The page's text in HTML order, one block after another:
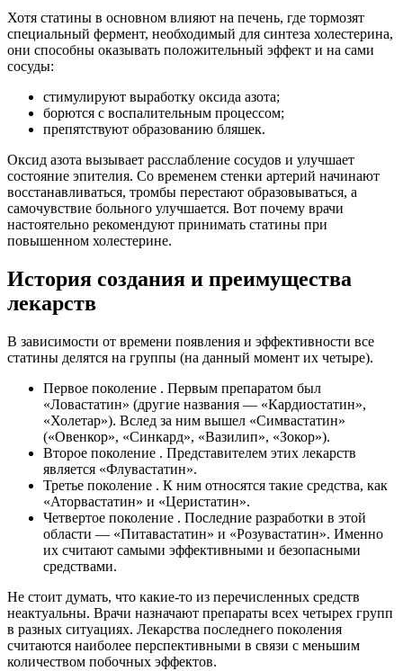
Хотя статины в основном влияют на печень, где тормозят
специальный фермент, необходимый для синтеза холестерина,
они способны оказывать положительный эффект и на сами
сосуды:
стимулируют выработку оксида азота;
борются с воспалительным процессом;
препятствуют образованию бляшек.
Оксид азота вызывает расслабление сосудов и улучшает
состояние эпителия. Со временем стенки артерий начинают
восстанавливаться, тромбы перестают образовываться, а
самочувствие больного улучшается. Вот почему врачи
настоятельно рекомендуют принимать статины при
повышенном холестерине.
История создания и преимущества
лекарств
В зависимости от времени появления и эффективности все
статины делятся на группы (на данный момент их четыре).
Первое поколение . Первым препаратом был
«Ловастатин» (другие названия — «Кардиостатин»,
«Холетар»). Вслед за ним вышел «Симвастатин»
(«Овенкор», «Синкард», «Вазилип», «Зокор»).
Второе поколение . Представителем этих лекарств
является «Флувастатин».
Третье поколение . К ним относятся такие средства, как
«Аторвастатин» и «Церистатин».
Четвертое поколение . Последние разработки в этой
области — «Питавастатин» и «Розувастатин». Именно
их считают самыми эффективными и безопасными
средствами.
Не стоит думать, что какие-то из перечисленных средств
неактуальны. Врачи назначают препараты всех четырех групп
в разных ситуациях. Лекарства последнего поколения
считаются наиболее перспективными в связи с меньшим
количеством побочных эффектов.